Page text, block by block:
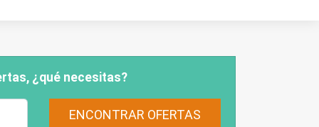
¿qué necesitas?
ENCONTRAR OFERTAS